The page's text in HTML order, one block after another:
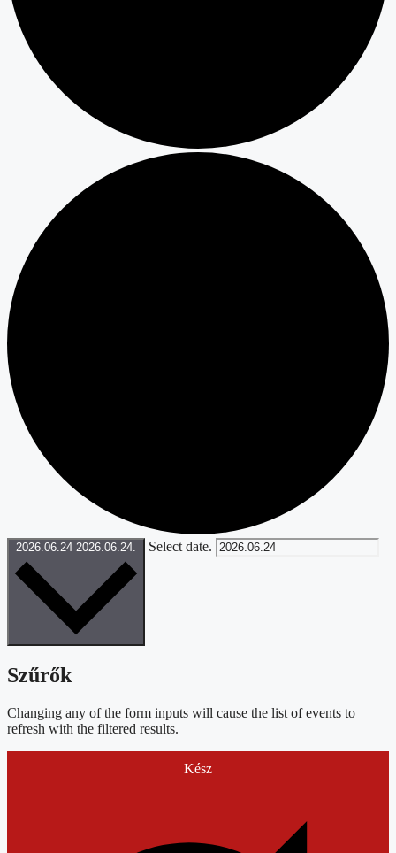
2026.06.24 2026.06.24. Select date.
Szűrők
Changing any of the form inputs will cause the list of events to
refresh with the filtered results.
Kész